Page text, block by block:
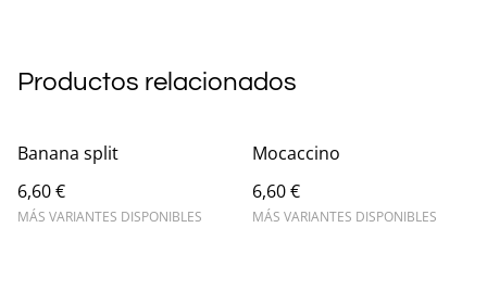
Productos relacionados
Banana split
6,60 €
MÁS VARIANTES DISPONIBLES
Mocaccino
6,60 €
MÁS VARIANTES DISPONIBLES